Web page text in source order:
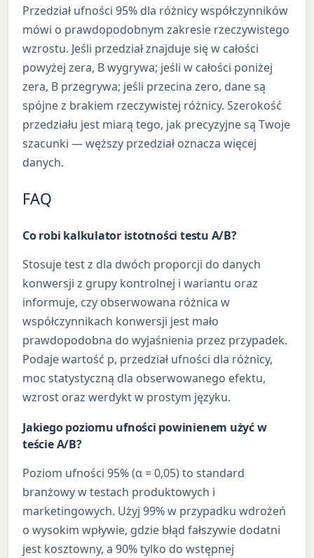
Przedział ufności 95% dla różnicy współczynników
mówi o prawdopodobnym zakresie rzeczywistego
wzrostu. Jeśli przedział znajduje się w całości
powyżej zera, B wygrywa; jeśli w całości poniżej
zera, B przegrywa; jeśli przecina zero, dane są
spójne z brakiem rzeczywistej różnicy. Szerokość
przedziału jest miarą tego, jak precyzyjne są Twoje
szacunki — węższy przedział oznacza więcej
danych.
FAQ
Co robi kalkulator istotności testu A/B?
Stosuje test z dla dwóch proporcji do danych
konwersji z grupy kontrolnej i wariantu oraz
informuje, czy obserwowana różnica w
współczynnikach konwersji jest mało
prawdopodobna do wyjaśnienia przez przypadek.
Podaje wartość p, przedział ufności dla różnicy,
moc statystyczną dla obserwowanego efektu,
wzrost oraz werdykt w prostym języku.
Jakiego poziomu ufności powinienem użyć w
teście A/B?
Poziom ufności 95% (α = 0,05) to standard
branżowy w testach produktowych i
marketingowych. Użyj 99% w przypadku wdrożeń
o wysokim wpływie, gdzie błąd fałszywie dodatni
jest kosztowny, a 90% tylko do wstępnej